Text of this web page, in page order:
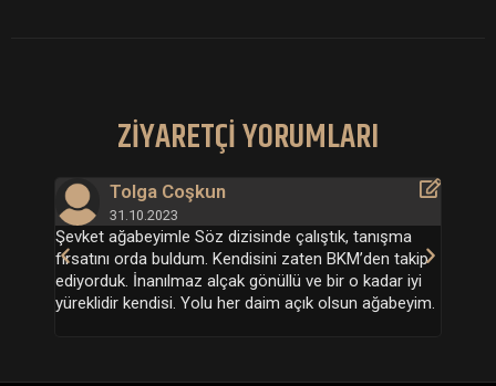
ZİYARETÇİ YORUMLARI
Tolga Coşkun
31.10.2023
Şevket ağabeyimle Söz dizisinde çalıştık, tanışma
fırsatını orda buldum. Kendisini zaten BKM’den takip
ediyorduk. İnanılmaz alçak gönüllü ve bir o kadar iyi
yüreklidir kendisi. Yolu her daim açık olsun ağabeyim.